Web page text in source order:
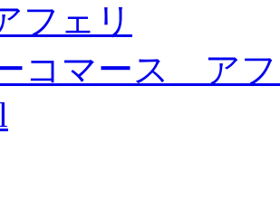
ェリ
コマース ア